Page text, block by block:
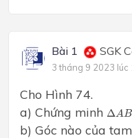
Bài 1 SGK
3 tháng 9 2023 lúc
Cho Hình 74.
a) Chứng minh ΔA B
Δ A B
b) Góc nào của